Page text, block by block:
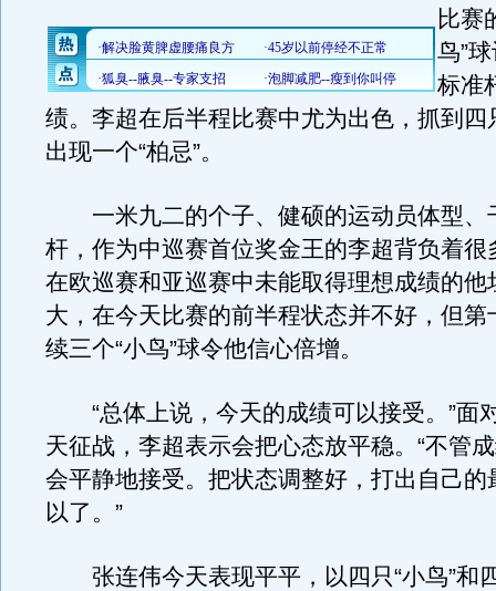
比赛
鸟”
标准
绩。李超在后半程比赛中尤为出色，抓到四
出现一个“柏忌”。
一米九二的个子、健硕的运动员体型、
杆，作为中巡赛首位奖金王的李超背负着很
在欧巡赛和亚巡赛中未能取得理想成绩的他
大，在今天比赛的前半程状态并不好，但第
续三个“小鸟”球令他信心倍增。
“总体上说，今天的成绩可以接受。”面
天征战，李超表示会把心态放平稳。“不管
会平静地接受。把状态调整好，打出自己的
以了。”
张连伟今天表现平平，以四只“小鸟”和